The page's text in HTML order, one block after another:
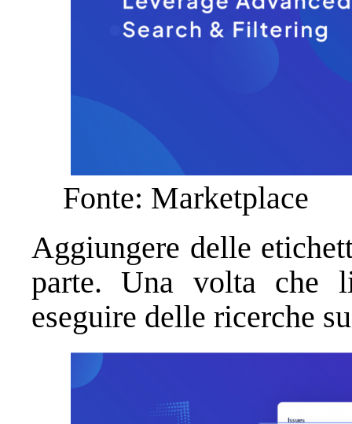
Fonte: Marketplace
Aggiungere delle
parte. Una volta che
eseguire delle ricerche